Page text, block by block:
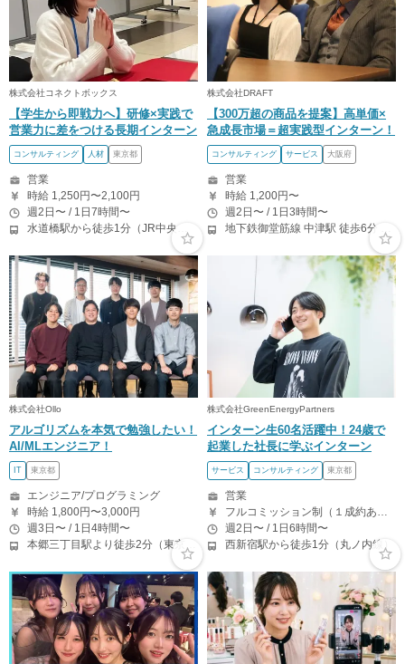
株式会社コネクトボックス
【学生から即戦力へ】研修×実践で
営業力に差をつける長期インターン
コンサルティング 人材 東京都
営業
時給 1,250円〜2,100円
週2日〜 / 1日7時間〜
株式会社DRAFT
【300万超の商品を提案】高単価×
急成長市場＝超実践型インターン！
コンサルティング サービス 大阪府
営業
時給 1,200円〜
週2日〜 / 1日3時間〜
株式会社Ollo
アルゴリズムを本気で勉強したい！
AI/MLエンジニア！
IT 東京都
エンジニア/プログラミング
時給 1,800円〜3,000円
週3日〜 / 1日4時間〜
株式会社GreenEnergyPartners
インターン生60名活躍中！24歳で
起業した社長に学ぶインターン
サービス コンサルティング 東京都
営業
週2日〜 / 1日6時間〜
西新宿駅から徒歩1分（丸ノ内線）